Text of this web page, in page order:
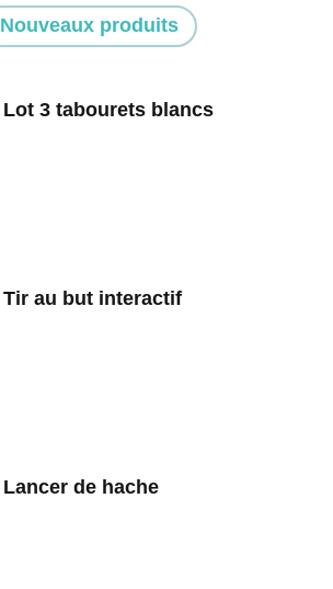
Nouveaux produits
Lot 3 tabourets blancs
Tir au but interactif
Lancer de hache